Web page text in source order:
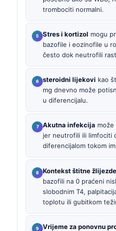
trombociti normalni.
Stres i kortizol mogu
bazofile i eozinofile u
često dok neutrofili
steroidni lijekovi kao
mg dnevno može
u diferencijalu.
Akutna infekcija
jer neutrofili ili limfociti
diferencijalom tokom
Kontekst štitne žlijezde
bazofili na 0 praćeni
slobodnim T4,
toplotu ili gubitkom
Vrijeme za ponovnu